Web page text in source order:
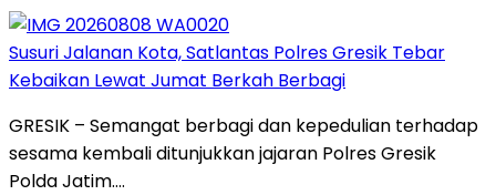
Susuri Jalanan Kota, Satlantas Polres Gresik Tebar
Kebaikan Lewat Jumat Berkah Berbagi
GRESIK – Semangat berbagi dan kepedulian terhadap
sesama kembali ditunjukkan jajaran Polres Gresik
Polda Jatim….